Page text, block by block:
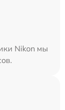
Nikon мы